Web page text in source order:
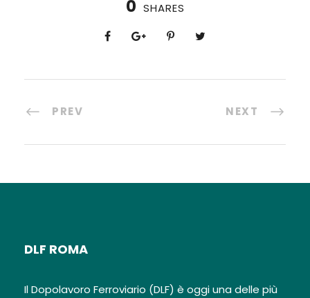
0 SHARES
PREV NEXT
DLF ROMA
Il Dopolavoro Ferroviario (DLF) è oggi una delle più